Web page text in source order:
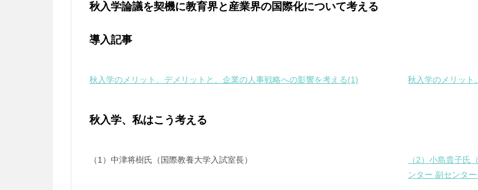
秋入学論議を契機に教育界と産業界の国際化について考える
導入記事
秋入学のメリット、デメリットと、企業の人事戦略への影響を考える(1) 秋入学のメリット
秋入学、私はこう考える
（1）中津将樹氏（国際教養大学入試室長）
（2）小島貴子氏
ンター 副センター